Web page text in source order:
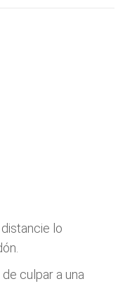
lo
culpar a una